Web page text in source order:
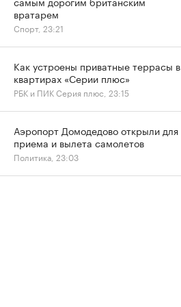
вратарем
Спорт, 23:21
Как устроены приватные террасы в
квартирах «Серии плюс»
РБК и ПИК Серия плюс, 23:15
Аэропорт Домодедово открыли для
приема и вылета самолетов
Политика, 23:03